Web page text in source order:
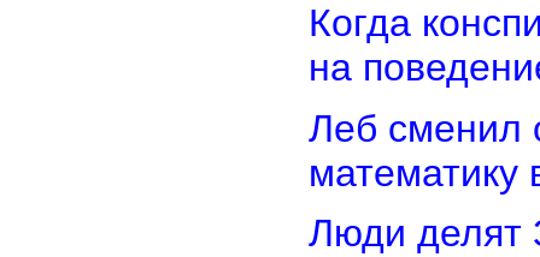
Когда
на
Леб сменил
математику
Люди делят